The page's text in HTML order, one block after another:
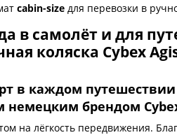
cabin-size для перевозки в
в каждом путешествии
брендом
на лёгкость передвижения.